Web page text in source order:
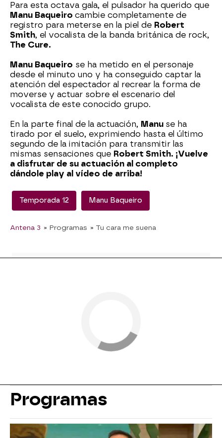
Para esta octava gala, el pulsador ha querido que
Manu Baqueiro cambie completamente de
registro para meterse en la piel de Robert
Smith, el vocalista de la banda británica de rock,
The Cure.
Manu Baqueiro se ha metido en el personaje
desde el minuto uno y ha conseguido captar la
atención del espectador al recrear la forma de
moverse y actuar sobre el escenario del
vocalista de este conocido grupo.
En la parte final de la actuación, Manu se ha
tirado por el suelo, exprimiendo hasta el último
segundo de la imitación para transmitir las
mismas sensaciones que Robert Smith. ¡Vuelve
a disfrutar de su actuación al completo
dándole play al vídeo de arriba!
Temporada 12 Manu Baqueiro
Antena 3 » Programas » Tu cara me suena
Programas